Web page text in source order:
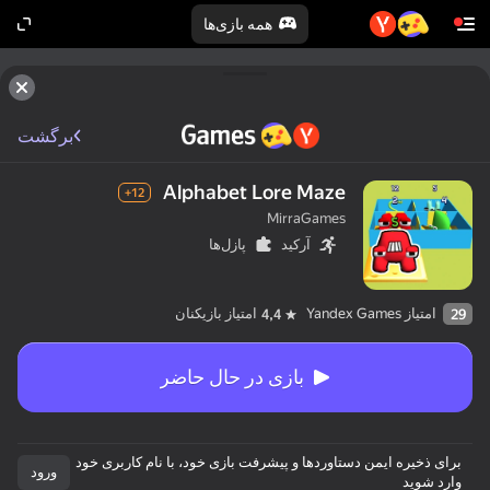
همه بازی‌ها
برگشت
Alphabet Lore Maze
12+
MirraGames
آرکید
پازل‌ها
29 امتیاز Yandex Games 4,4 امتیاز بازیکنان
بازی در حال حاضر
برای ذخیره ایمن دستاوردها و پیشرفت بازی خود، با نام کاربری خود
وارد شوید
ورود